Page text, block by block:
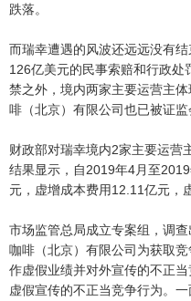
跌落。
而瑞幸遭遇的风波还远远没有
126亿美元的民事索赔和行政处
禁之外，境内两家主要运营主
啡（北京）有限公司也已被证监
财政部对瑞幸境内2家主要运营
结果显示，自2019年4月至
元，虚增成本费用12.11亿元，
市场监管总局成立专案组，调
咖啡（北京）有限公司为获取
作虚假业绩并对外宣传的不正
虚假宣传的不正当竞争行为。